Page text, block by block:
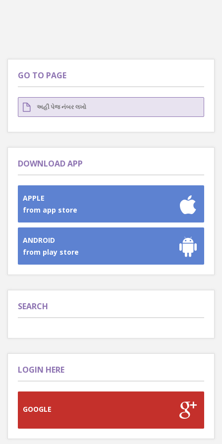
GO TO PAGE
DOWNLOAD APP
APPLE
from app store
ANDROID
from play store
SEARCH
LOGIN HERE
GOOGLE